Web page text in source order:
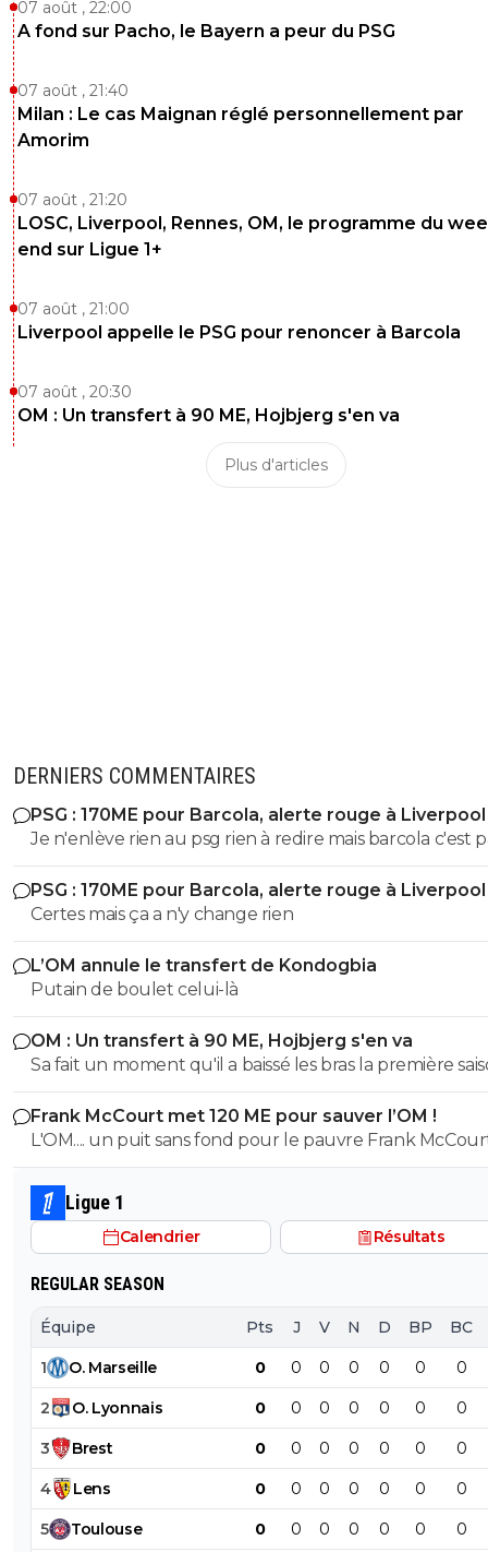
07 août , 22:00
A fond sur Pacho, le Bayern a peur du PSG
07 août , 21:40
Milan : Le cas Maignan réglé personnellement par
Amorim
07 août , 21:20
LOSC, Liverpool, Rennes, OM, le programme du
end sur Ligue 1+
07 août , 21:00
Liverpool appelle le PSG pour renoncer à Barcola
07 août , 20:30
OM : Un transfert à 90 ME, Hojbjerg s'en va
Plus d'articles
DERNIERS COMMENTAIRES
PSG : 170ME pour Barcola, alerte rouge à Liverpool
Je n'enlève rien au psg rien à redire mais barcola c'est
plus de 80-100 hors bonus faut arrêter c'est pas kvara
Mbappé Dembelé haaland
PSG : 170ME pour Barcola, alerte rouge à Liverpool
Certes mais ça a n'y change rien
L’OM annule le transfert de Kondogbia
Putain de boulet celui-là
OM : Un transfert à 90 ME, Hojbjerg s'en va
Sa fait un moment qu'il a baissé les bras la première
etait top mais depuis quelques match etait en dessus.
et bon vent a lui pour le reste de sa carrière ...
Frank McCourt met 120 ME pour sauver l’OM !
L'OM.... un puit sans fond pour le pauvre Frank
Ligue 1
Calendrier Résultats
REGULAR SEASON
Équipe Pts J V N D BP BC
1 O. Marseille 0 0 0 0 0 0 0
2 O. Lyonnais 0 0 0 0 0 0 0
3 Brest 0 0 0 0 0 0 0
4 Lens 0 0 0 0 0 0 0
5 Toulouse 0 0 0 0 0 0 0